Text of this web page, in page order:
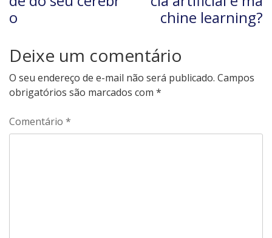
o
chine learning?
Deixe um comentário
O seu endereço de e-mail não será publicado. Campos
obrigatórios são marcados com *
Comentário *